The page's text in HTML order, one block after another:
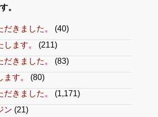
。
きました。
(40)
ます。
(211)
きました。
(83)
す。
(80)
だきました。
(1,171)
ン (21)